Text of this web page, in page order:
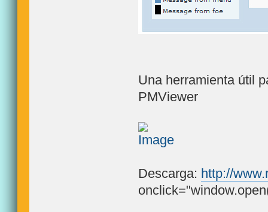
Una herramienta útil
PMViewer
Descarga: http://